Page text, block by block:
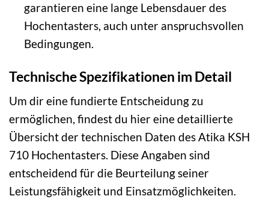
garantieren eine lange Lebensdauer des
Hochentasters, auch unter anspruchsvollen
Bedingungen.
Technische Spezifikationen im Detail
Um dir eine fundierte Entscheidung zu
ermöglichen, findest du hier eine detaillierte
Übersicht der technischen Daten des Atika KSH
710 Hochentasters. Diese Angaben sind
entscheidend für die Beurteilung seiner
Leistungsfähigkeit und Einsatzmöglichkeiten.